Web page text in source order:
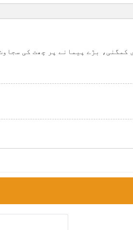
کمگنی، بڑے پیمانے پر چھت کی